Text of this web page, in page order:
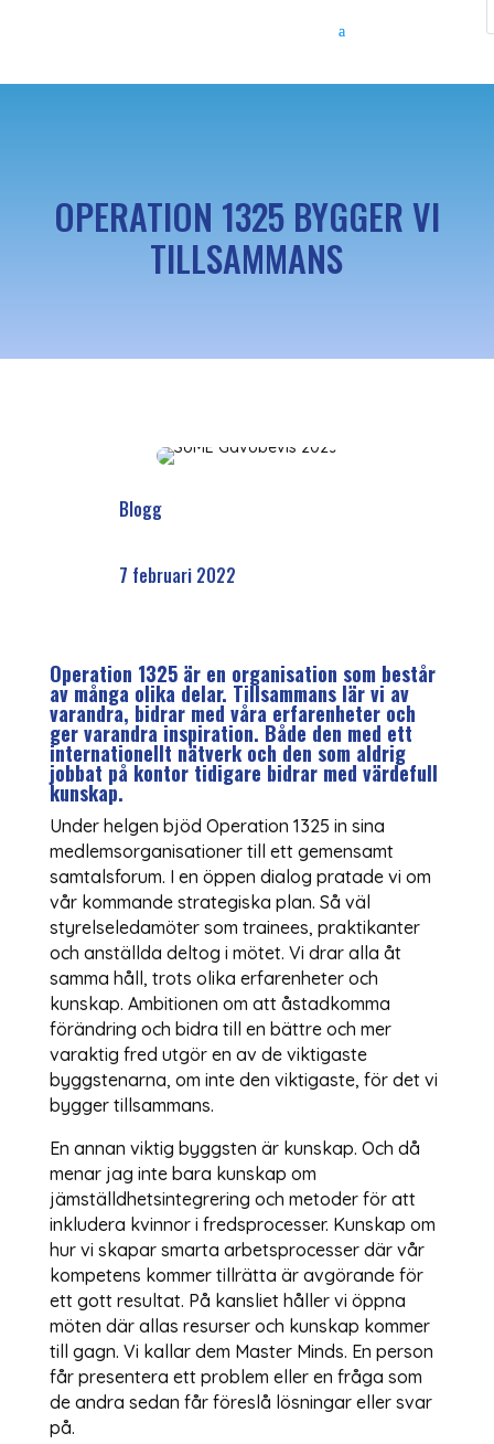
OPERATION 1325 BYGGER VI
TILLSAMMANS
Blogg
7 februari 2022
Operation 1325 är en organisation som består
av många olika delar. Tillsammans lär vi av
varandra, bidrar med våra erfarenheter och
ger varandra inspiration. Både den med ett
internationellt nätverk och den som aldrig
jobbat på kontor tidigare bidrar med värdefull
kunskap.
Under helgen bjöd Operation 1325 in sina
medlemsorganisationer till ett gemensamt
samtalsforum. I en öppen dialog pratade vi om
vår kommande strategiska plan. Så väl
styrelseledamöter som trainees, praktikanter
och anställda deltog i mötet. Vi drar alla åt
samma håll, trots olika erfarenheter och
kunskap. Ambitionen om att åstadkomma
förändring och bidra till en bättre och mer
varaktig fred utgör en av de viktigaste
byggstenarna, om inte den viktigaste, för det vi
bygger tillsammans.
En annan viktig byggsten är kunskap. Och då
menar jag inte bara kunskap om
jämställdhetsintegrering och metoder för att
inkludera kvinnor i fredsprocesser. Kunskap om
hur vi skapar smarta arbetsprocesser där vår
kompetens kommer tillrätta är avgörande för
ett gott resultat. På kansliet håller vi öppna
möten där allas resurser och kunskap kommer
till gagn. Vi kallar dem Master Minds. En person
får presentera ett problem eller en fråga som
de andra sedan får föreslå lösningar eller svar
på.